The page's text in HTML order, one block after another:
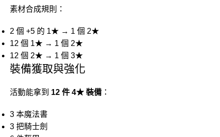
素材合成規則：
2 個 +5 的 1★ → 1 個 2★
12 個 1★ → 1 個 2★
12 個 2★ → 1 個 3★
裝備獲取與強化
活動能拿到 12 件 4★ 裝備 ：
3 本魔法書
3 把騎士劍